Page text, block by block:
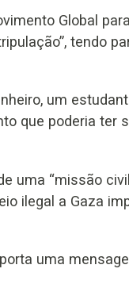
Global
tendo
um
que poderia ter
uma “missão
ilegal a Gaza
uma